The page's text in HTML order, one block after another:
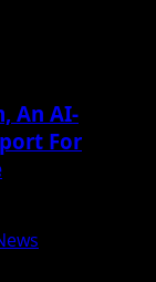
An AI-
For